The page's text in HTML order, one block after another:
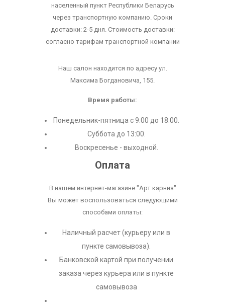
населенный пункт Республики Беларусь
через транспортную компанию. Сроки
доставки: 2-5 дня. Стоимость доставки:
согласно тарифам транспортной компании
Наш салон находится по адресу ул.
Максима Богдановича, 155.
Время работы:
Понедельник-пятница с 9:00 до 18:00.
Суббота до 13:00.
Воскресенье - выходной.
Оплата
В нашем интернет-магазине "Арт карниз"
Вы может воспользоваться следующими
способами оплаты:
Наличный расчет (курьеру или в
пункте самовывоза).
Банковской картой при получении
заказа через курьера или в пункте
самовывоза